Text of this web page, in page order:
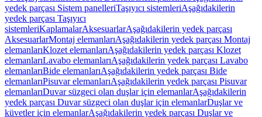
yedek parçası Sistem panelleriTaşıyıcı sistemleriAşağıdakilerin
yedek parçası Taşıyıcı
sistemleriKaplamalarAksesuarlarAşağıdakilerin yedek parçası
AksesuarlarMontaj elemanlarıAşağıdakilerin yedek parçası Montaj
elemanlarıKlozet elemanlarıAşağıdakilerin yedek parçası Klozet
elemanlarıLavabo elemanlarıAşağıdakilerin yedek parçası Lavabo
elemanlarıBide elemanlarıAşağıdakilerin yedek parçası Bide
elemanlarıPisuvar elemanlarıAşağıdakilerin yedek parçası Pisuvar
elemanlarıDuvar süzgeci olan duşlar için elemanlarAşağıdakilerin
yedek parçası Duvar süzgeci olan duşlar için elemanlarDuşlar ve
küvetler için elemanlarAşağıdakilerin yedek parçası Duşlar ve